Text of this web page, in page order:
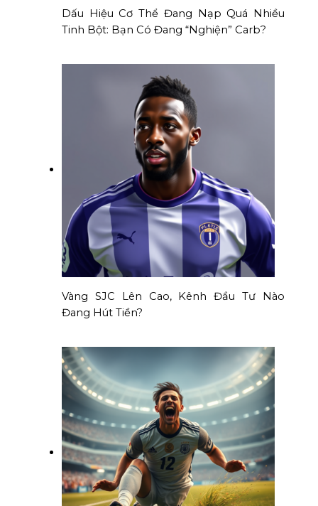
Dấu Hiệu Cơ Thể Đang Nạp Quá Nhiều
Tinh Bột: Bạn Có Đang “Nghiện” Carb?
Vàng SJC Lên Cao, Kênh Đầu Tư Nào
Đang Hút Tiền?